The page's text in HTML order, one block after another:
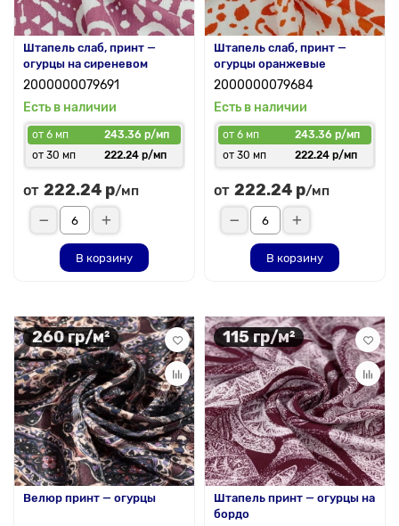
Штапель слаб, принт —
огурцы на сиреневом
2000000079691
Есть в наличии
от 6 мп
243.36 р/мп
от 30 мп
222.24 р/мп
от 222.24 р/мп
В корзину
Штапель слаб, принт —
огурцы оранжевые
2000000079684
Есть в наличии
от 6 мп
243.36 р/мп
от 30 мп
222.24 р/мп
от 222.24 р/мп
В корзину
260 гр/м²
Велюр принт — огурцы
115 гр/м²
Штапель принт — огурцы на
бордо